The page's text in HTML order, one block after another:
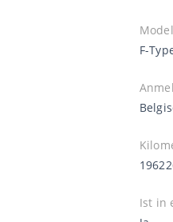
Model
F-
Ist in